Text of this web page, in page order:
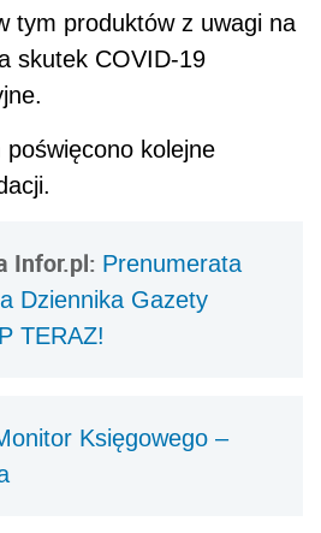
tym produktów z uwagi na
skutek COVID-19
kolejne
Infor.pl: Prenumerata
Dziennika Gazety
TERAZ!
Księgowego –